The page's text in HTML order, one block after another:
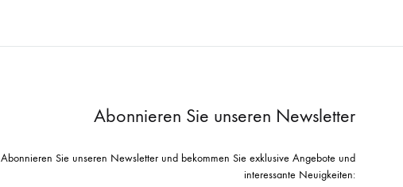
Abonnieren Sie unseren Newsletter
Abonnieren Sie unseren Newsletter und bekommen Sie exklusive Angebote und
interessante Neuigkeiten: